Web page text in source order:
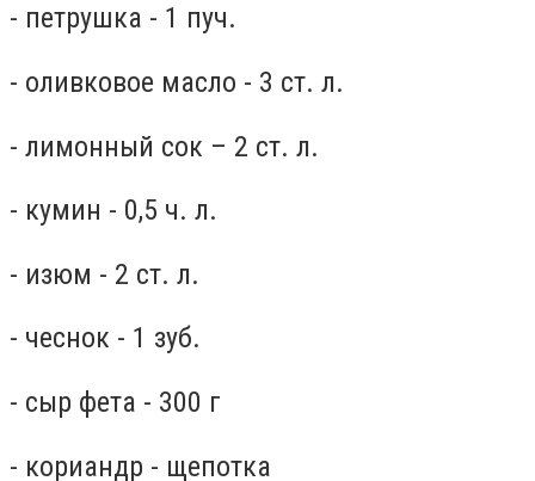
- петрушка - 1 пуч.
- оливковое масло - 3 ст. л.
- лимонный сок – 2 ст. л.
- кумин - 0,5 ч. л.
- изюм - 2 ст. л.
- чеснок - 1 зуб.
- сыр фета - 300 г
- кориандр - щепотка